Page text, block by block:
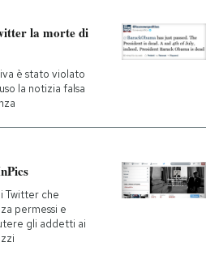
la morte di
è stato violato
la notizia falsa
Twitter che
permessi e
gli addetti ai